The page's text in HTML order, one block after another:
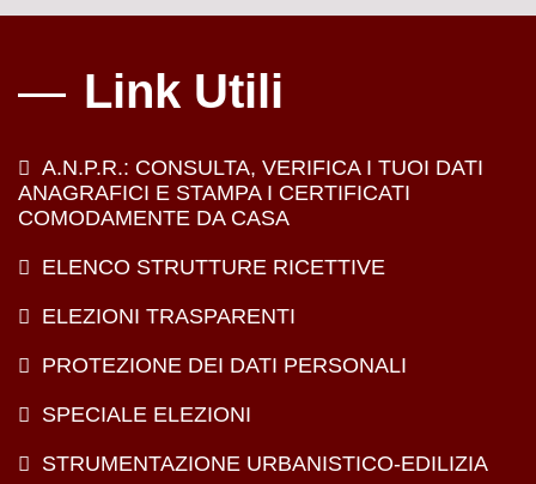
Link Utili
A.N.P.R.: CONSULTA, VERIFICA I TUOI DATI
ANAGRAFICI E STAMPA I CERTIFICATI
COMODAMENTE DA CASA
ELENCO STRUTTURE RICETTIVE
ELEZIONI TRASPARENTI
PROTEZIONE DEI DATI PERSONALI
SPECIALE ELEZIONI
STRUMENTAZIONE URBANISTICO-EDILIZIA